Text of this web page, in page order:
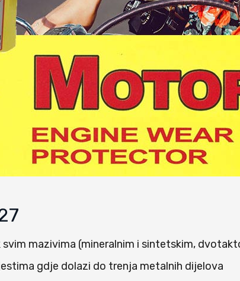
mazivima (mineralnim i sintetskim,
gdje dolazi do trenja metalnih dijelova